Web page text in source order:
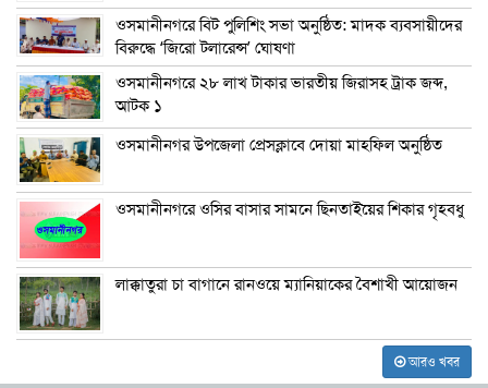
ওসমানীনগরে বিট পুলিশিং সভা অনুষ্ঠিত: মাদক ব্যবসায়ীদের
বিরুদ্ধে ‘জিরো টলারেন্স’ ঘোষণা
ওসমানীনগরে ২৮ লাখ টাকার ভারতীয় জিরাসহ ট্রাক জব্দ,
আটক ১
ওসমানীনগর উপজেলা প্রেসক্লাবে দোয়া মাহফিল অনুষ্ঠিত
ওসমানীনগরে ওসির বাসার সামনে ছিনতাইয়ের শিকার গৃহবধু
লাক্কাতুরা চা বাগানে রানওয়ে ম্যানিয়াকের বৈশাখী আয়োজন
আরও খবর